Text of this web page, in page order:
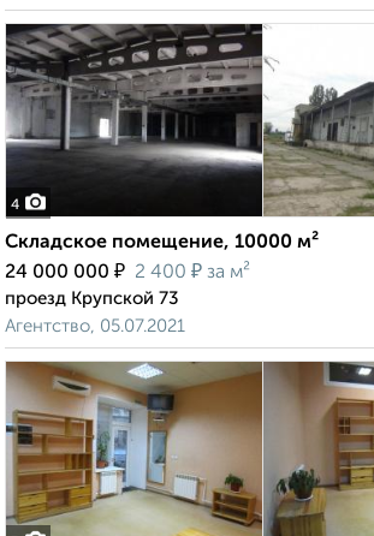
4
Складское помещение, 10000 м²
24 000 000 ₽ 2 400 ₽ за м²
проезд Крупской 73
Агентство, 05.07.2021